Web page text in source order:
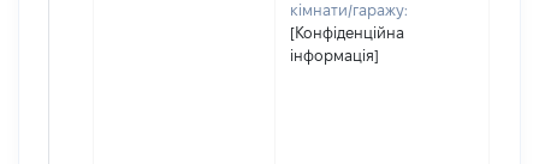
кімнати/гаражу:
[Конфіденційна
інформація]